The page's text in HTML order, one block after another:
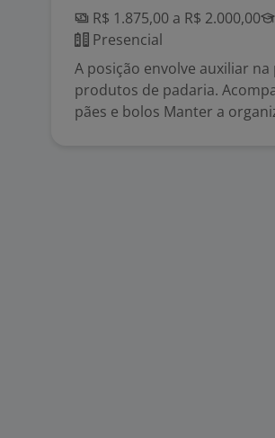
R$ 1.875,00 a R$ 2.000,00
Presencial
A posição envolve auxiliar
produtos de padaria.
pães e bolos Manter a